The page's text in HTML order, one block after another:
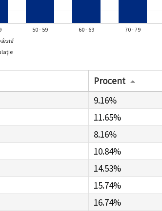
50 - 59 60 - 69 70 - 79
Procent
9.16%
11.65%
8.16%
10.84%
14.53%
15.74%
16.74%